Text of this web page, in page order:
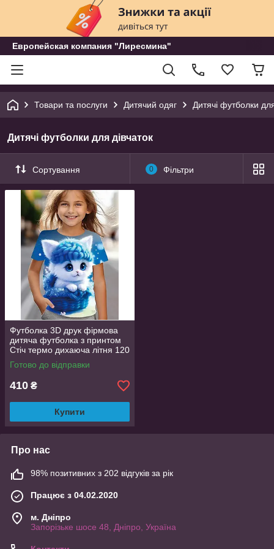
Европейская компания "Лиресмина"
Товари та послуги Дитячий одяг Дитячі футболки
Дитячі футболки для дівчаток
Сортування 0 Фільтри
Футболка 3D друк фірмова
дитяча футболка з принтом
Стіч термо дихаюча літня 120
Готово до відправки
410 ₴
Купити
Про нас
98% позитивних з 202 відгуків за рік
Працює з 04.02.2020
м. Дніпро
Запорізьке шосе 48, Дніпро, Україна